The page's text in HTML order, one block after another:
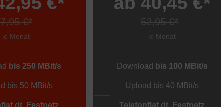
€*
je Monat
bis 250 MBit/s
bis 50 MBit/s
dt. Festnetz
52,95 €*
je Monat
Download bis 100 MBit/s
Upload bis 40 MBit/s
Telefonflat dt. Festnetz